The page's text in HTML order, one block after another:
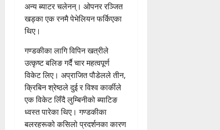
अन्य ब्याटर चलेनन्। ओपनर रञ्जित
खड्का एक रनमै पेभेलियन फर्किएका
थिए।
गण्डकीका लागि विपिन खत्रीले
उत्कृष्ट बलिङ गर्दै चार महत्वपूर्ण
विकेट लिए। अप्राजित पौडेलले तीन,
क्रिबिन श्रेष्ठले दुई र विश्व कार्कीले
एक विकेट लिँदै लुम्बिनीको ब्याटिङ
ध्वस्त पारेका थिए। गण्डकीका
बलरहरूको कसिलो प्रदर्शनका कारण